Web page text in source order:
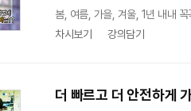
봄, 여름, 가을, 겨울, 1년 내내
차시보기
강의담기
더 빠르고 더 안전하게